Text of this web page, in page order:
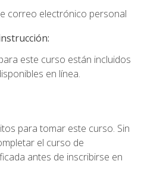
correo electrónico personal
este curso están incluidos
en línea.
para tomar este curso. Sin
el curso de
antes de inscribirse en